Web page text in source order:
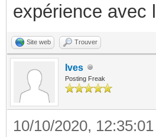
expérience avec
Site web Trouver
Ives
Posting Freak
10/10/2020, 12:35:01